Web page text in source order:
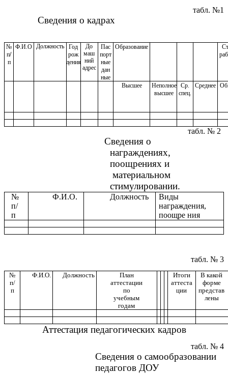
табл. №1
Сведения о кадрах
№
п/
п
Ф.И.О Должность
Год
рож
дения
До
маш
ний
адрес
Пас
порт
ные
дан
ные
Образование
Высшее
Неполное
высшее
Ср.
спец.
Среднее
табл. № 2
Сведения о
награждениях,
поощрениях и
материальном
стимулировании.
№
п/
п
Ф.И.О. Должность
Виды
награждения,
поощре ния
табл. № 3
№
п/
п
Ф.И.О. Должность
План
аттестации
по
учебным
годам
Итоги
аттеста
ции
В какой
форме
представ
лены
Аттестация педагогических кадров
табл. № 4
Сведения о самообразовании
педагогов ДОУ